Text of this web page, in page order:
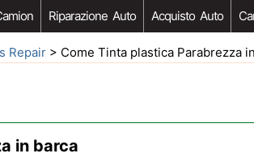
Riparazione Auto Acquisto Auto
Repair > Come Tinta plastica Parabrezza
in barca